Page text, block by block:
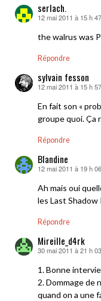
serlach.
dit :
12 mai 2011 à 15 h
the walrus was
Répondre
sylvain fesson
dit :
12 mai 2011 à 15 h
En fait son «
groupe quoi. Ça
Répondre
Blandine
dit :
12 mai 2011 à 19 h
Ah mais oui
les Last
Répondre
Mireille_d4rk
dit :
30 mai 2011 à 21 h
1. Bonne
2. Dommage de
quand on a une